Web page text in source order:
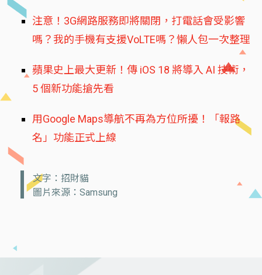
注意！3G網路服務即將關閉，打電話會受影響
嗎？我的手機有支援VoLTE嗎？懶人包一次整理
蘋果史上最大更新！傳 iOS 18 將導入 AI 技術，
5 個新功能搶先看
用Google Maps導航不再為方位所擾！「報路
名」功能正式上線
文字：招財貓
圖片來源：Samsung